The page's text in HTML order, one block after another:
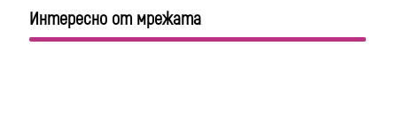
Интересно от мрежата